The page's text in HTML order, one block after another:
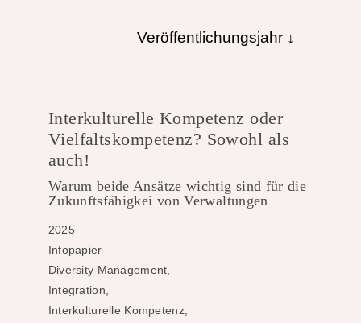
Veröffentlichungsjahr ↓
Interkulturelle Kompetenz oder
Vielfaltskompetenz? Sowohl als
auch!
Warum beide Ansätze wichtig sind für die
Zukunftsfähigkei von Verwaltungen
2025
Infopapier
Diversity Management,
Integration,
Interkulturelle Kompetenz,